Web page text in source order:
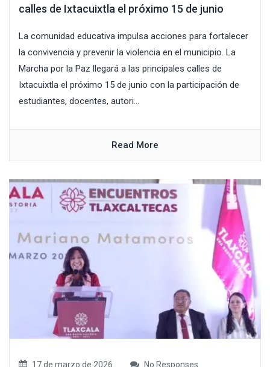
calles de Ixtacuixtla el próximo 15 de junio
La comunidad educativa impulsa acciones para fortalecer
la convivencia y prevenir la violencia en el municipio. La
Marcha por la Paz llegará a las principales calles de
Ixtacuixtla el próximo 15 de junio con la participación de
estudiantes, docentes, autori...
Read More
17 de marzo de 2026 No Responses